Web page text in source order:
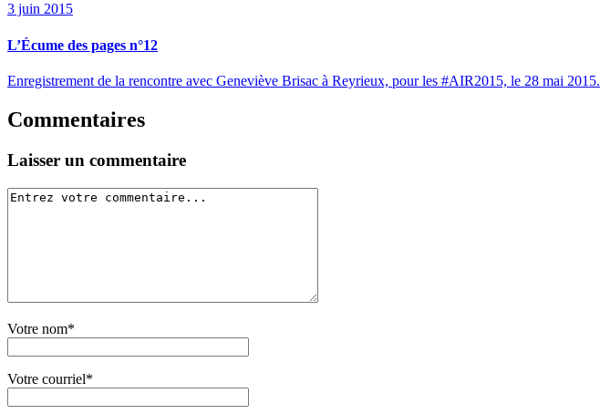
3 juin 2015
L’Écume des pages n°12
Enregistrement de la rencontre avec Geneviève Brisac à Reyrieux, pour les #AIR2015, le 28 mai 2015.
Commentaires
Laisser un commentaire
Votre nom*
Votre courriel*